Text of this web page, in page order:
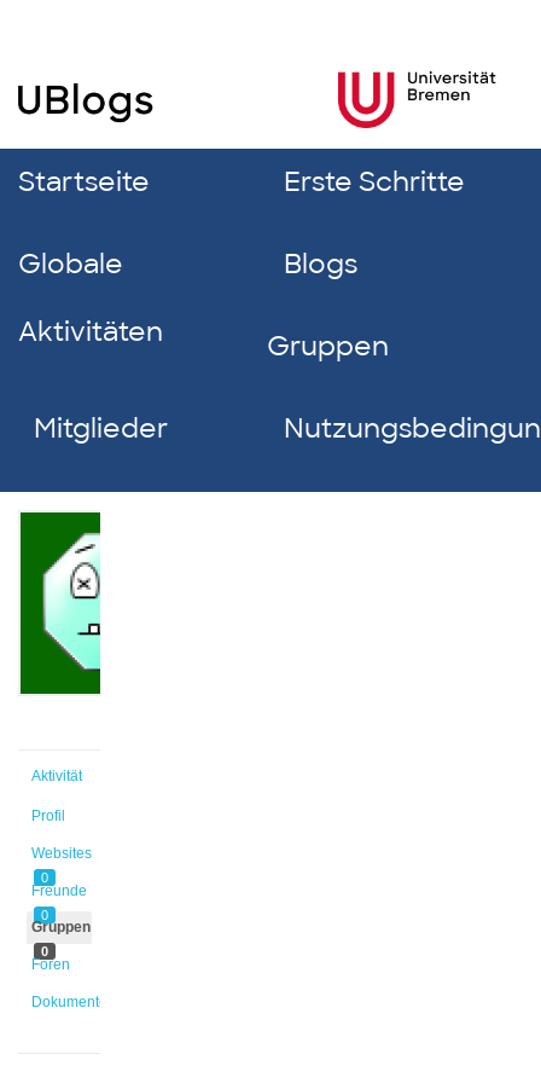
Startseite Erste Schritte
Globale
Aktivitäten
Blogs
Gruppen
Mitglieder
Aktivität
Profil
Websites
0
Freunde
0
Gruppen
0
Foren
Dokumente